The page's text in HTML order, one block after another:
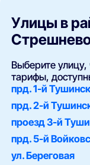
Улицы в
Выберите
тарифы,
прд. 1-й
прд. 2-й
проезд 3-й
прд. 5-й
ул. Береговая